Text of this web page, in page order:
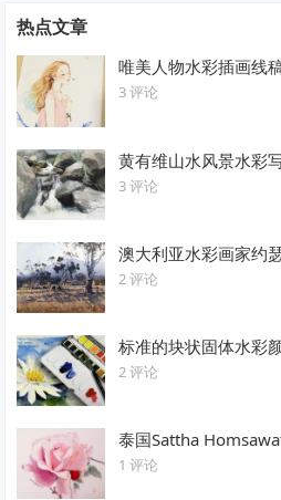
热点文章
唯美人物水彩插画线
3 评论
黄有维山水风景水彩
3 评论
澳大利亚水彩画家约
2 评论
标准的块状固体水彩
2 评论
泰国Sattha
1 评论